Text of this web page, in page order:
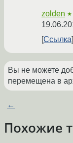
zolden
Ссылка
Вы не можете
перемещена в
←
Похожие